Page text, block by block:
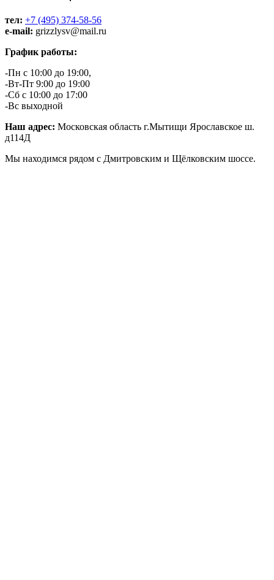
тел: +7 (495) 374-58-56
e-mail: grizzlysv@mail.ru
График работы:
-Пн с 10:00 до 19:00,
-Вт-Пт 9:00 до 19:00
-Сб с 10:00 до 17:00
-Вс выходной
Наш адрес: Московская область г.Мытищи Ярославское ш.
д114Д
Мы находимся рядом с Дмитровским и Щёлковским шоссе.